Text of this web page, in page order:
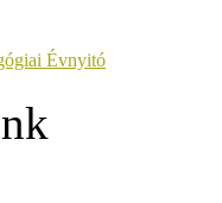
Évnyitó